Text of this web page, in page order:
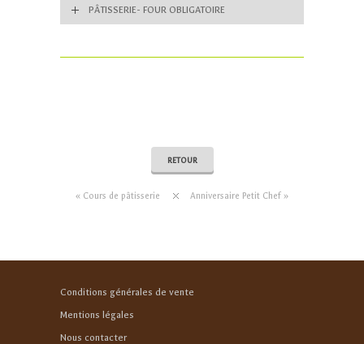
PÂTISSERIE- FOUR OBLIGATOIRE
RETOUR
« Cours de pâtisserie Anniversaire Petit Chef »
Conditions générales de vente
Mentions légales
Nous contacter